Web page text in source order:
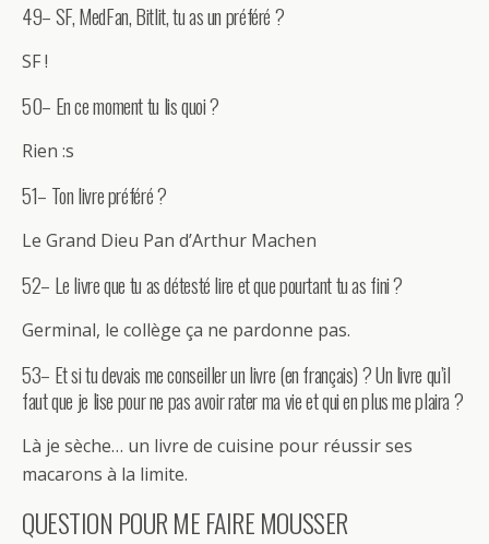
49– SF, MedFan, Bitlit, tu as un préféré ?
SF !
50– En ce moment tu lis quoi ?
Rien :s
51– Ton livre préféré ?
Le Grand Dieu Pan d’Arthur Machen
52– Le livre que tu as détesté lire et que pourtant tu as fini ?
Germinal, le collège ça ne pardonne pas.
53– Et si tu devais me conseiller un livre (en français) ? Un livre qu’il
faut que je lise pour ne pas avoir rater ma vie et qui en plus me plaira ?
Là je sèche… un livre de cuisine pour réussir ses
macarons à la limite.
QUESTION POUR ME FAIRE MOUSSER